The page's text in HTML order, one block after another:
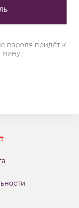
пароля придёт к
минут